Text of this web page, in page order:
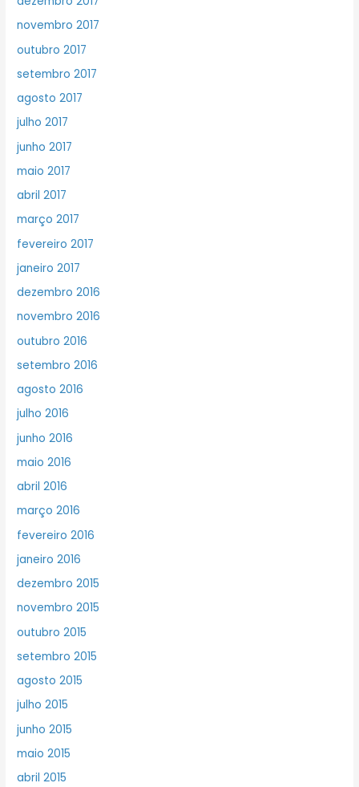
novembro 2017
outubro 2017
setembro 2017
agosto 2017
julho 2017
junho 2017
maio 2017
abril 2017
março 2017
fevereiro 2017
janeiro 2017
dezembro 2016
novembro 2016
outubro 2016
setembro 2016
agosto 2016
julho 2016
junho 2016
maio 2016
abril 2016
março 2016
fevereiro 2016
janeiro 2016
dezembro 2015
novembro 2015
outubro 2015
setembro 2015
agosto 2015
julho 2015
junho 2015
maio 2015
abril 2015